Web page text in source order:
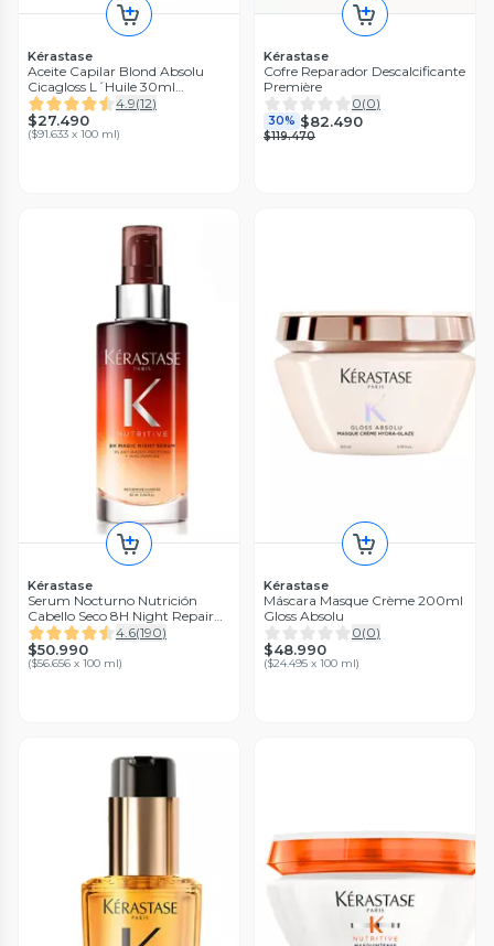
Kérastase
Aceite Capilar Blond Absolu
Cicagloss L´Huile 30ml
Kérastase para Cabello Rubio
Dañado o Decolorado
4.9(12)
$27.490
($91.633 x 100 ml)
Kérastase
Cofre Reparador Descalcificante
Première
0(0)
30% $82.490
$119.470
Kérastase
Serum Nocturno Nutrición
Cabello Seco 8H Night Repair
Nutritive 90ml Kérastase
4.6(190)
$50.990
($56.656 x 100 ml)
Kérastase
Máscara Masque Crème 200ml
Gloss Absolu
0(0)
$48.990
($24.495 x 100 ml)